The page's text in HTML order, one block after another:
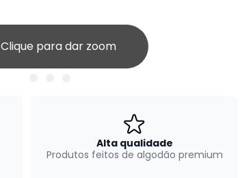
Clique para dar zoom
Alta qualidade
Produtos feitos de algodão premium